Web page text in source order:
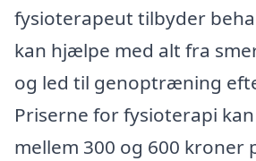
fysioterapeut tilbyder
kan hjælpe med alt fra
og led til genoptræning
Priserne for fysioterapi
mellem 300 og 600 kroner